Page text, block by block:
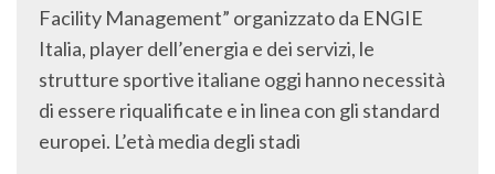
Facility Management” organizzato da ENGIE
Italia, player dell’energia e dei servizi, le
strutture sportive italiane oggi hanno necessità
di essere riqualificate e in linea con gli standard
europei. L’età media degli stadi